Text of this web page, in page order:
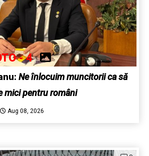
- 4
Ne înlocuim muncitorii ca să
mici pentru români
Aug 08, 2026